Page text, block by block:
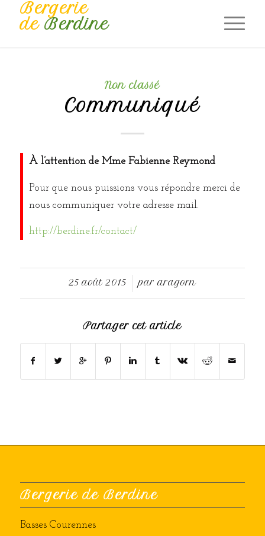
Bergerie
deBerdine
Non classé
Communiqué
À l’attention de Mme Fabienne Reymond
Pour que nous puissions vous répondre merci de
nous communiquer votre adresse mail.
http://berdine.fr/contact/
25 août 2015
/ pararagorn
Partager cet article
Bergerie de Berdine
Basses Courennes